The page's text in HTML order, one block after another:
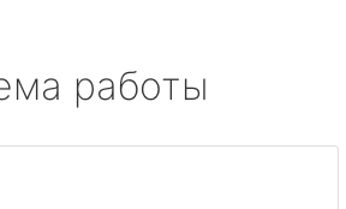
работы